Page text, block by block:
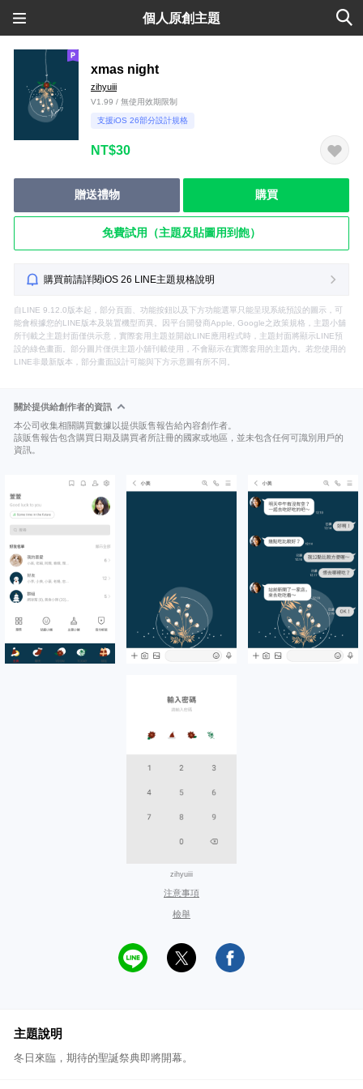
個人原創主題
xmas night
zihyuiii
V1.99 / 無使用效期限制
支援iOS 26部分設計規格
NT$30
贈送禮物 購買
免費試用（主題及貼圖用到飽）
購買前請詳閱iOS 26 LINE主題規格說明
自LINE 9.12.0版本起，部分頁面、功能按鈕以及下方功能選單只能呈現系統預設的圖示，可
能會根據您的LINE版本及裝置機型而異。因平台開發商Apple, Google之政策規格，主題小舖
所刊載之主題封面僅供示意，實際套用主題並開啟LINE應用程式時，主題封面將顯示LINE預
設的綠色畫面。部分圖片僅供主題小舖刊載使用，不會顯示在實際套用的主題內。若您使用的
LINE非最新版本，部分畫面設計可能與下方示意圖有所不同。
關於提供給創作者的資訊
本公司收集相關購買數據以提供販售報告給內容創作者。
該販售報告包含購買日期及購買者所註冊的國家或地區，並未包含任何可識別用戶的
資訊。
zihyuiii
注意事項
檢舉
主題說明
冬日來臨，期待的聖誕祭典即將開幕。